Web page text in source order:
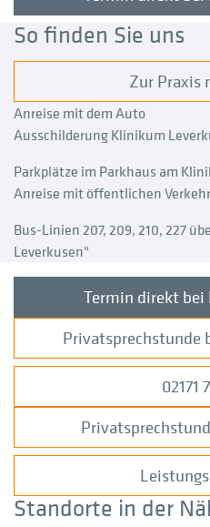
So finden Sie uns
Zur Praxis
Anreise mit dem Auto
Ausschilderung Klinikum
Parkplätze im Parkhaus am
Anreise mit öffentlichen
Bus-Linien 207, 209, 210, 227
Leverkusen"
Termin direkt bei
Privatsprechstunde
02171
Standorte in der